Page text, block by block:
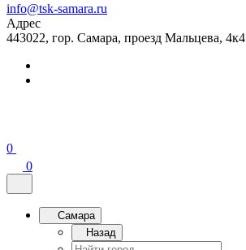
info@tsk-samara.ru
Адрес
443022, гор. Самара, проезд Мальцева, 4к4
0
0
Самара
Назад